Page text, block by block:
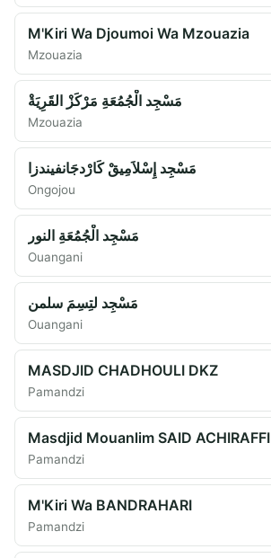
M'Kiri Wa Djoumoi Wa Mzouazia
Mzouazia
مَسْجِد الْجُمُعَةِ مَرْكَزْ القَرِيَةْ
Mzouazia
مَسْجِد إِسْلاَمِيقْ كَارْدجَانفيندزا
Ongojou
مَسْجِد الْجُمُعَةِ النور
Ouangani
مَسْجِد لتِسِمَ سلمن
Ouangani
MASDJID CHADHOULI DKZ
Pamandzi
Masdjid Mouanlim SAID ACHIRAFFI
Pamandzi
M'Kiri Wa BANDRAHARI
Pamandzi